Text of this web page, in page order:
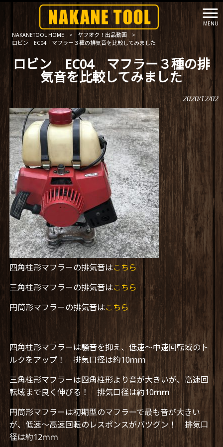
MENU
NAKANETOOL HOME
> ヤフオク！出品動画
>
ロビン EC04 マフラー３種の排気音を比較してみました
ロビン EC04 マフラー３種の排
気音を比較してみました
2020/12/02
四角柱形マフラーの排気音はこちら
三角柱形マフラーの排気音はこちら
円筒形マフラーの排気音はこちら
四角柱形マフラーは騒音を抑え、低速～中速回転域のト
ルクをアップ！ 排気口径は約10ｍｍ
三角柱形マフラーは四角柱形より音が大きいが、高速回
転域まで良く伸びる！ 排気口径は約10ｍｍ
円筒形マフラーは初期型のマフラーで最も音が大きい
が、低速～高速回転のレスポンスがバツグン！ 排気口
径は約12ｍｍ